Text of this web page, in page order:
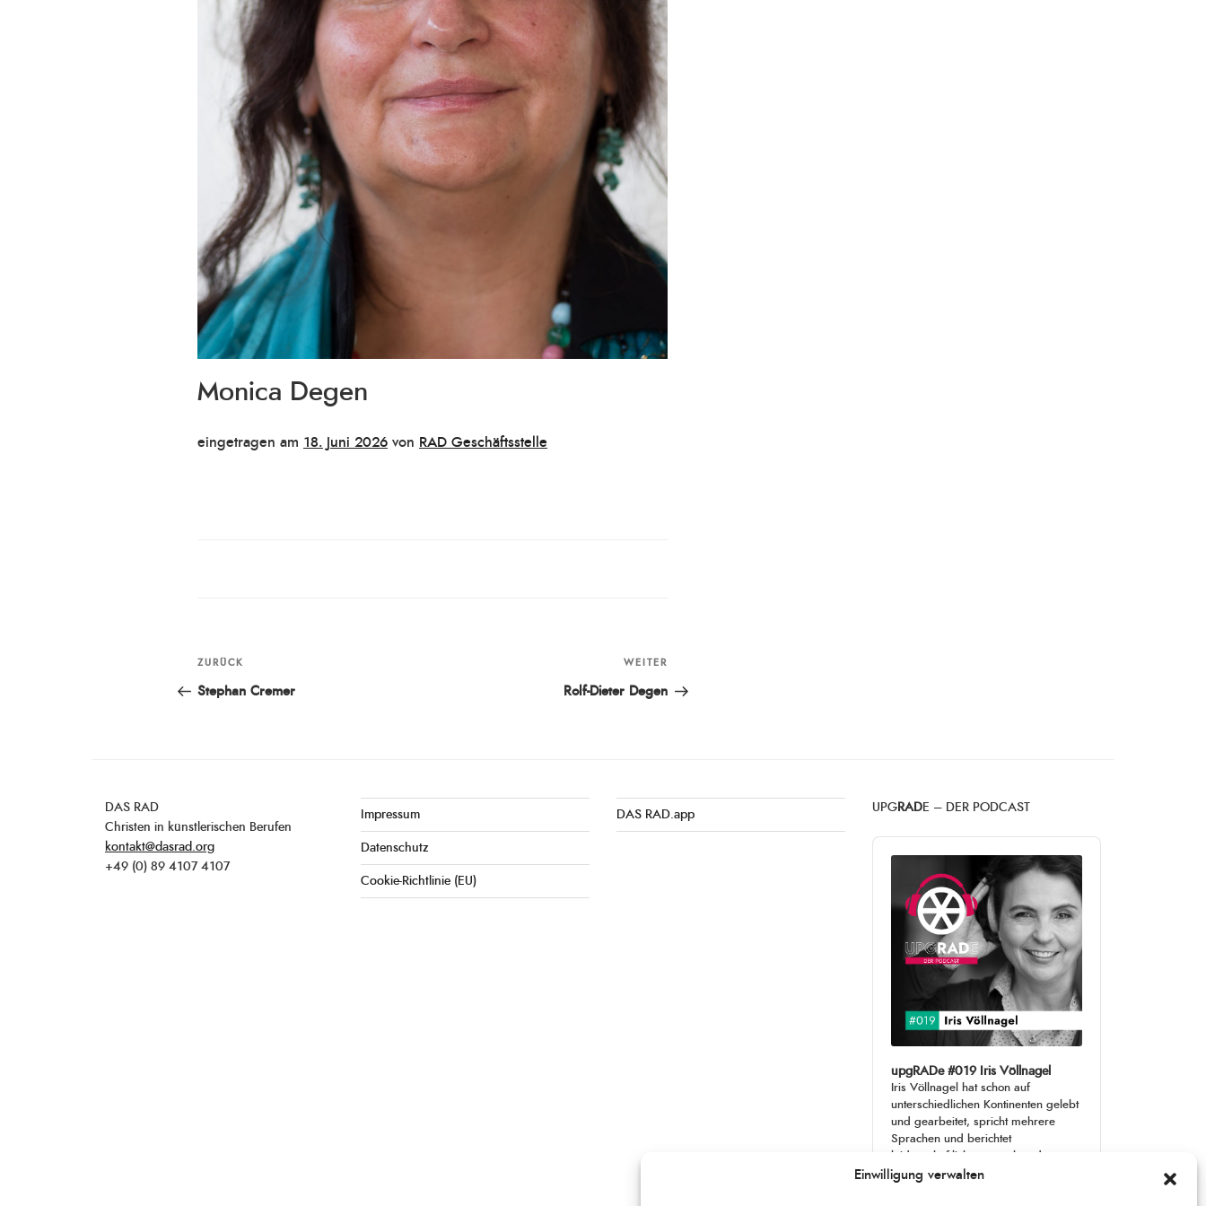
Einwilligung verwalten
Monica Degen
eingetragen am Veröffentlicht
18. Juni 2026 von RAD Geschäftsstelle
Beitragsnavigation
Vorheriger
Beitrag
ZURÜCK
Stephan Cremer
Beitrag
WEITER
Rolf-Dieter Degen
DAS RAD
Christen in künstlerischen Berufen
kontakt@dasrad.org
+49 (0) 89 4107 4107
Impressum
Datenschutz
Cookie-Richtlinie (EU)
DAS RAD.app
UPG RADE – DER PODCAST
Audio
upgRADe #019 Iris Völlnagel
Iris Völlnagel hat schon auf
unterschiedlichen Kontinenten gelebt
und gearbeitet, spricht mehrere
Sprachen und berichtet
sie erlebt – als Journalistin,